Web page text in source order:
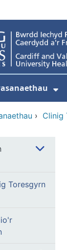
› Clinig
Toresgyrn